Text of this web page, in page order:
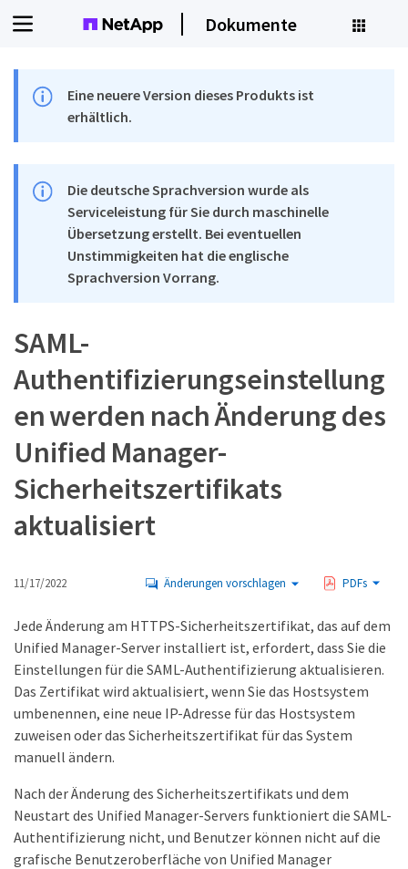
Dokumente
Eine neuere Version dieses Produkts ist
erhältlich.
Die deutsche Sprachversion wurde als
Serviceleistung für Sie durch maschinelle
Übersetzung erstellt. Bei eventuellen
Unstimmigkeiten hat die englische
Sprachversion Vorrang.
SAML-
Authentifizierungseinstellung
en werden nach Änderung des
Unified Manager-
Sicherheitszertifikats
aktualisiert
11/17/2022 Änderungen vorschlagen PDFs
Jede Änderung am HTTPS-Sicherheitszertifikat, das auf dem
Unified Manager-Server installiert ist, erfordert, dass Sie die
Einstellungen für die SAML-Authentifizierung aktualisieren.
Das Zertifikat wird aktualisiert, wenn Sie das Hostsystem
umbenennen, eine neue IP-Adresse für das Hostsystem
zuweisen oder das Sicherheitszertifikat für das System
manuell ändern.
Nach der Änderung des Sicherheitszertifikats und dem
Neustart des Unified Manager-Servers funktioniert die SAML-
Authentifizierung nicht, und Benutzer können nicht auf die
grafische Benutzeroberfläche von Unified Manager